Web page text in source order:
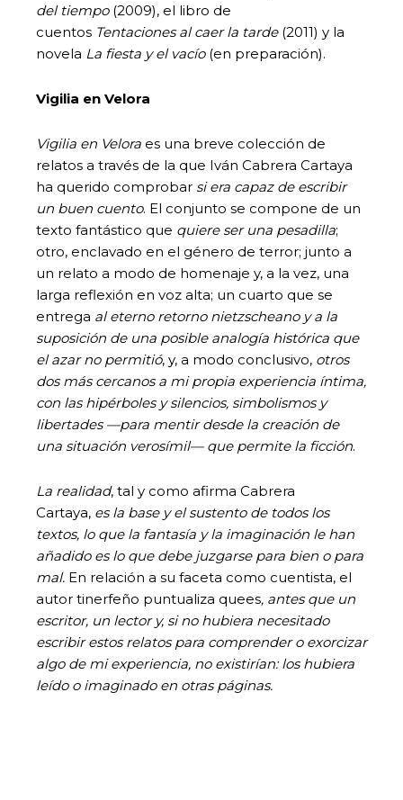
del tiempo(2009), el libro de
cuentos Tentaciones al caer la tarde(2011) y la
novela La fiesta y el vacío(en preparación).
Vigilia en Velora
Vigilia en Velora es una breve colección de
relatos a través de la que Iván Cabrera Cartaya
ha querido comprobar si era capaz de escribir
un buen cuento. El conjunto se compone de un
texto fantástico que quiere ser una pesadilla;
otro, enclavado en el género de terror; junto a
un relato a modo de homenaje y, a la vez, una
larga reflexión en voz alta; un cuarto que se
entrega al eterno retorno nietzscheano y a la
suposición de una posible analogía histórica que
el azar no permitió, y, a modo conclusivo, otros
dos más cercanos a mi propia experiencia íntima,
con las hipérboles y silencios, simbolismos y
libertades —para mentir desde la creación de
una situación verosímil— que permite la ficción.
La realidad, tal y como afirma Cabrera
Cartaya, es la base y el sustento de todos los
textos, lo que la fantasía y la imaginación le han
añadido es lo que debe juzgarse para bien o para
mal. En relación a su faceta como cuentista, el
autor tinerfeño puntualiza quees, antes que un
escritor, un lector y, si no hubiera necesitado
escribir estos relatos para comprender o exorcizar
algo de mi experiencia, no existirían: los hubiera
leído o imaginado en otras páginas.